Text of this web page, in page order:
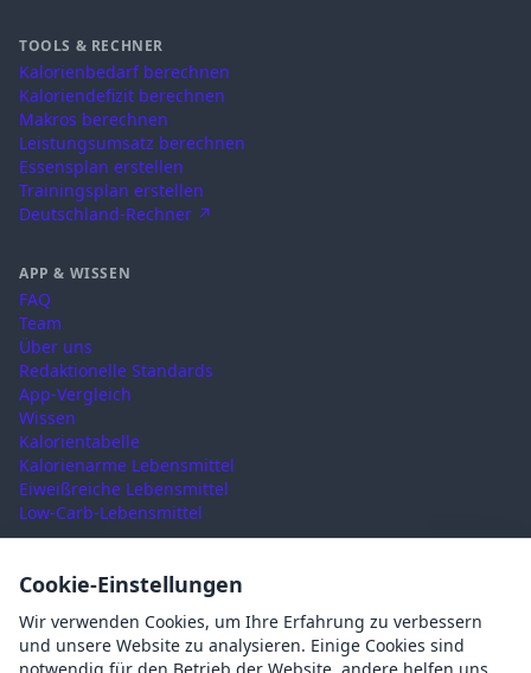
TOOLS & RECHNER
Kalorienbedarf berechnen
Kaloriendefizit berechnen
Makros berechnen
Leistungsumsatz berechnen
Essensplan erstellen
Trainingsplan erstellen
Deutschland-Rechner ↗
APP & WISSEN
FAQ
Team
Über uns
Redaktionelle Standards
App-Vergleich
Wissen
Kalorientabelle
Kalorienarme Lebensmittel
Eiweißreiche Lebensmittel
Low-Carb-Lebensmittel
RECHTLICHES
Nutzungsbedingungen
Datenschutz
Impressum
Cookie-Einstellungen
Wir verwenden Cookies, um Ihre Erfahrung zu verbessern
und unsere Website zu analysieren. Einige Cookies sind